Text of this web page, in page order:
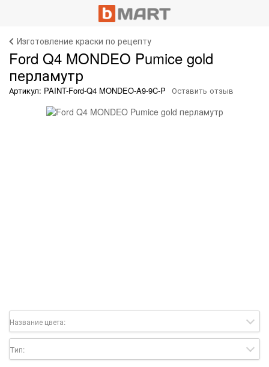
Изготовление краски по рецепту
Ford Q4 MONDEO Pumice gold
перламутр
Артикул: PAINT-Ford-Q4 MONDEO-A9-9C-P Оставить отзыв
Название цвета:
Тип: